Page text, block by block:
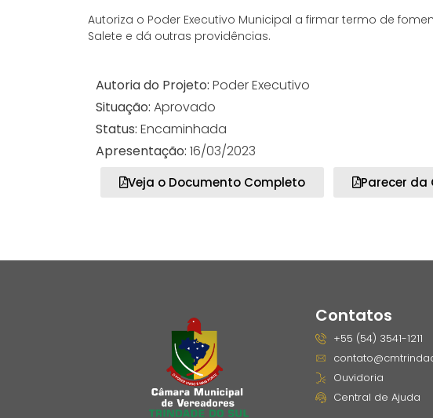
Autoriza o Poder Executivo Municipal a firmar termo de
Salete e dá outras providências.
Autoria do Projeto: Poder Executivo
Situação: Aprovado
Status: Encaminhada
Apresentação: 16/03/2023
Veja o Documento Completo Parecer da
Contatos
+55 (54) 3541-1211
Ouvidoria
Central de Ajuda